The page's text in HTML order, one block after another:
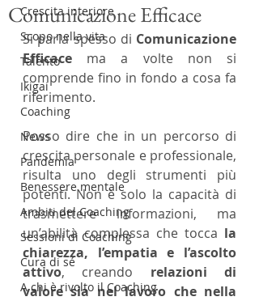
Crescita interiore
Scopo nella vita
Talento
Ikigai
Coaching
News
Pandemia
Benessere mentale
Ambiti del Coaching
Sessioni di Coaching
Cura di sé
A chi è rivolto il Coaching
Comunicazione Efficace
Si parla spesso di Comunicazione
Efficace ma a volte non si
comprende fino in fondo a cosa fa
riferimento.
Posso dire che in un percorso di
crescita personale e professionale,
risulta uno degli strumenti più
potenti. Non è solo la capacità di
trasmettere informazioni, ma
un’abilità complessa che tocca la
chiarezza, l’empatia e l’ascolto
attivo, creando relazioni di
valore sia nel lavoro che nella